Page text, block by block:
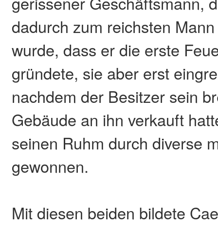
dadurch zum reichsten
wurde, dass er die erste
gründete, sie aber erst
nachdem der Besitzer sein
Gebäude an ihn verkauft
seinen Ruhm durch diverse
gewonnen.
Mit diesen beiden bildete